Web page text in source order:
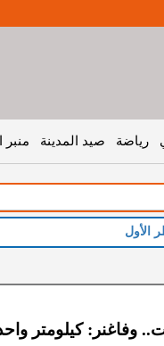
رياضة صيد المدينة منبر
وفاغنر: كيلومتر